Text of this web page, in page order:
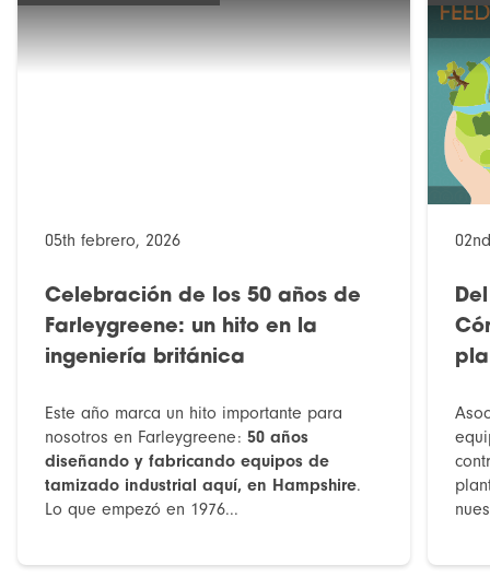
05th febrero, 2026
Celebración de los 50 años de
Farleygreene: un hito en la
ingeniería británica
Este año marca un hito importante para
nosotros en Farleygreene: 50 años
diseñando y fabricando equipos de
tamizado industrial aquí, en Hampshire.
Lo que empezó en 1976...